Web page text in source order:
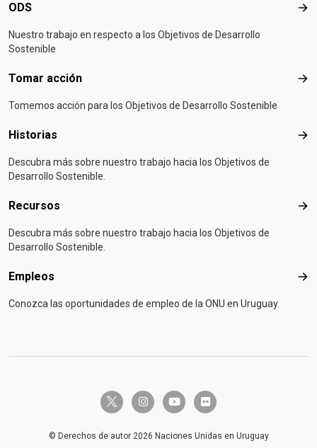
ODS
Nuestro trabajo en respecto a los Objetivos de Desarrollo
Sostenible
Tomar acción
Tomemos acción para los Objetivos de Desarrollo Sostenible
Historias
Descubra más sobre nuestro trabajo hacia los Objetivos de
Desarrollo Sostenible.
Recursos
Descubra más sobre nuestro trabajo hacia los Objetivos de
Desarrollo Sostenible.
Empleos
Conozca las oportunidades de empleo de la ONU en Uruguay.
twitter-x instagramyoutube flickr
© Derechos de autor 2026 Naciones Unidas en Uruguay